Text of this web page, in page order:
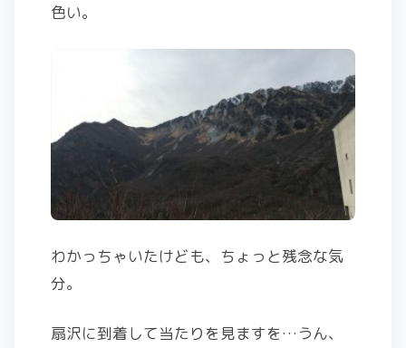
色い。
わかっちゃいたけども、ちょっと残念な気
分。
扇沢に到着して当たりを見ますを…うん、